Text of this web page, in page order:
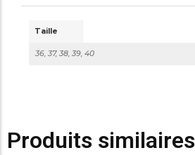
Taille
36, 37, 38, 39, 40
Produits similaires